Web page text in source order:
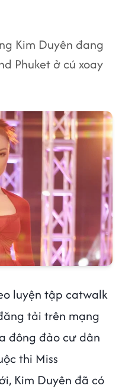
Kim Duyên đang
Phuket ở cú xoay
luyện tập catwalk
tải trên mạng
đông đảo cư dân
thi Miss
Kim Duyên đã có